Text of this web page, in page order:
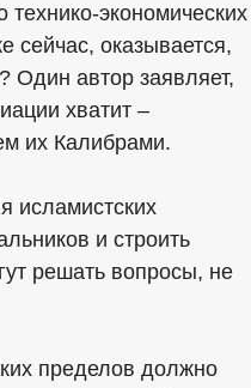
экономических
сейчас, оказывается,
Один автор заявляет,
хватит –
их Калибрами.
исламистских
и строить
решать вопросы, не
пределов должно